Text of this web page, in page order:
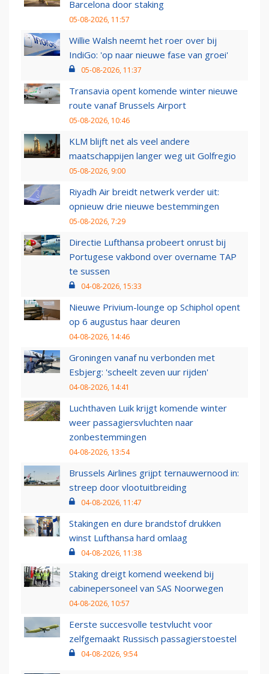
Barcelona door staking
05-08-2026, 11:57
Willie Walsh neemt het roer over bij
IndiGo: 'op naar nieuwe fase van groei'
05-08-2026, 11:37
Transavia opent komende winter nieuwe
route vanaf Brussels Airport
05-08-2026, 10:46
KLM blijft net als veel andere
maatschappijen langer weg uit Golfregio
05-08-2026, 9:00
Riyadh Air breidt netwerk verder uit:
opnieuw drie nieuwe bestemmingen
05-08-2026, 7:29
Directie Lufthansa probeert onrust bij
Portugese vakbond over overname TAP
te sussen
04-08-2026, 15:33
Nieuwe Privium-lounge op Schiphol opent
op 6 augustus haar deuren
04-08-2026, 14:46
Groningen vanaf nu verbonden met
Esbjerg: 'scheelt zeven uur rijden'
04-08-2026, 14:41
Luchthaven Luik krijgt komende winter
weer passagiersvluchten naar
zonbestemmingen
04-08-2026, 13:54
Brussels Airlines grijpt ternauwernood in:
streep door vlootuitbreiding
04-08-2026, 11:47
Stakingen en dure brandstof drukken
winst Lufthansa hard omlaag
04-08-2026, 11:38
Staking dreigt komend weekend bij
cabinepersoneel van SAS Noorwegen
04-08-2026, 10:57
Eerste succesvolle testvlucht voor
zelfgemaakt Russisch passagierstoestel
04-08-2026, 9:54